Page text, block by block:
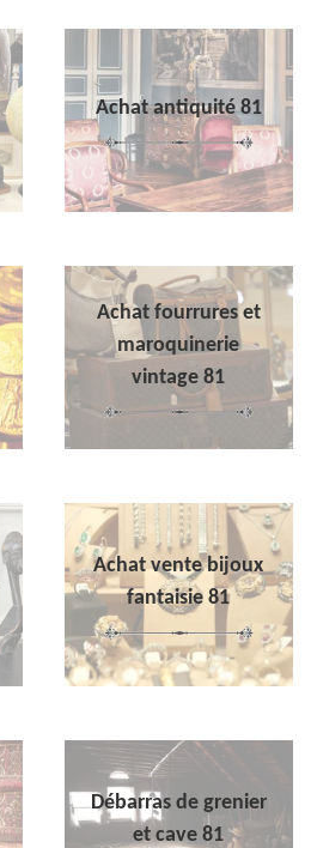
Achat antiquité 81
Achat fourrures et
maroquinerie
vintage 81
Achat vente bijoux
fantaisie 81
Débarras de grenier
et cave 81